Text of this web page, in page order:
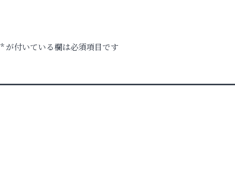
*が付いている欄は必須項目です